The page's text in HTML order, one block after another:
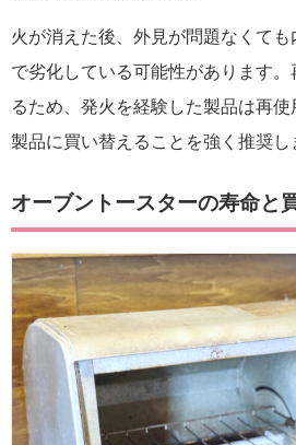
火が消えた後、外見が問題なくて
で劣化している可能性があります
るため、発火を経験した製品は再
製品に買い替えることを強く推奨し
オーブントースターの寿命と